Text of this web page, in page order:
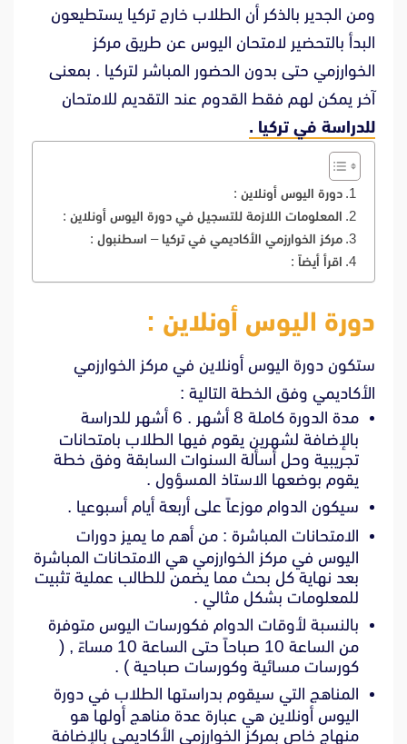
ومن الجدير بالذكر أن الطلاب خارج تركيا يستطيعون
البدأ بالتحضير لامتحان اليوس عن طريق مركز
الخوارزمي حتى بدون الحضور المباشر لتركيا . بمعنى
آخر يمكن لهم فقط القدوم عند التقديم للامتحان
للدراسة في تركيا .
دورة اليوس أونلاين :
المعلومات اللازمة للتسجيل في دورة اليوس أونلاين :
مركز الخوارزمي الأكاديمي في تركيا – اسطنبول :
اقرأ أيضاً :
دورة اليوس أونلاين :
ستكون دورة اليوس أونلاين في مركز الخوارزمي
الأكاديمي وفق الخطة التالية :
مدة الدورة كاملة 8 أشهر . 6 أشهر للدراسة
بالإضافة لشهرين يقوم فيها الطلاب بامتحانات
تجريبية وحل أسألة السنوات السابقة وفق خطة
يقوم بوضعها الاستاذ المسؤول .
سيكون الدوام موزعاً على أربعة أيام أسبوعيا .
الامتحانات المباشرة : من أهم ما يميز دورات
اليوس في مركز الخوارزمي هي الامتحانات المباشرة
بعد نهاية كل بحث مما يضمن للطالب عملية تثبيت
للمعلومات بشكل مثالي .
بالنسبة لأوقات الدوام فكورسات اليوس متوفرة
من الساعة 10 صباحاً حتى الساعة 10 مساءً , (
كورسات مسائية وكورسات صباحية ) .
المناهج التي سيقوم بدراستها الطلاب في دورة
اليوس أونلاين هي عبارة عدة مناهج أولها هو
منهاج خاص بمركز الخوارزمي الأكاديمي بالإضافة